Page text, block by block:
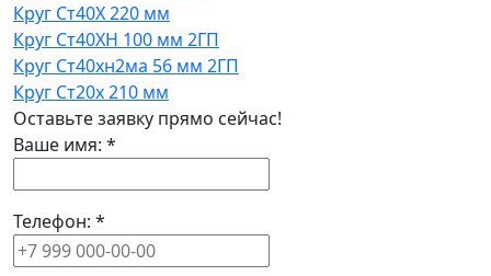
Круг Ст40Х 220 мм
Круг Ст40ХН 100 мм 2ГП
Круг Ст40хн2ма 56 мм 2ГП
Круг Ст20х 210 мм
Оставьте заявку прямо сейчас!
Ваше имя: *
Телефон: *